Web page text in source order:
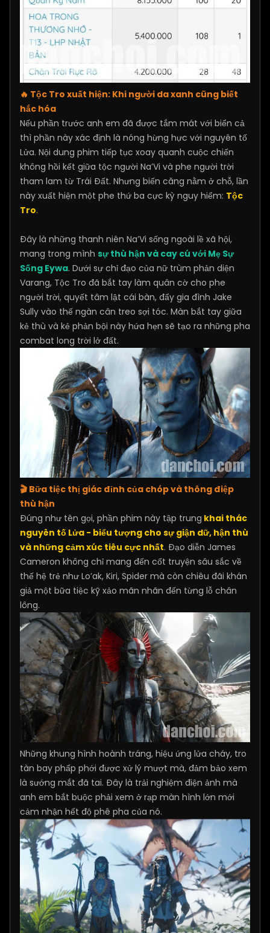
🔥 Tộc Tro xuất hiện: Khi người da xanh cũng biết
hắc hóa
Nếu phần trước anh em đã được tắm mát với biển cả
thì phần này xác định là nóng hừng hực với nguyên tố
Lửa. Nội dung phim tiếp tục xoay quanh cuộc chiến
không hồi kết giữa tộc người Na’Vi và phe người trời
tham lam từ Trái Đất. Nhưng biến căng nằm ở chỗ, lần
này xuất hiện một phe thứ ba cực kỳ nguy hiểm: Tộc
Tro.
Đây là những thanh niên Na’Vi sống ngoài lề xã hội,
mang trong mình sự thù hận và cay cú với Mẹ Sự
Sống Eywa. Dưới sự chỉ đạo của nữ trùm phản diện
Varang, Tộc Tro đã bắt tay làm quân cờ cho phe
người trời, quyết tâm lật cái bàn, đẩy gia đình Jake
Sully vào thế ngàn cân treo sợi tóc. Màn bắt tay giữa
kẻ thù và kẻ phản bội này hứa hẹn sẽ tạo ra những pha
combat long trời lở đất.
🎬 Bữa tiệc thị giác đỉnh của chóp và thông điệp
thù hận
Đúng như tên gọi, phần phim này tập trung khai thác
nguyên tố Lửa - biểu tượng cho sự giận dữ, hận thù
và những cảm xúc tiêu cực nhất. Đạo diễn James
Cameron không chỉ mang đến cốt truyện sâu sắc về
thế hệ trẻ như Lo’ak, Kiri, Spider mà còn chiêu đãi khán
giả một bữa tiệc kỹ xảo mãn nhãn đến từng lỗ chân
lông.
Những khung hình hoành tráng, hiệu ứng lửa cháy, tro
tàn bay phấp phới được xử lý mượt mà, đảm bảo xem
là sướng mắt đã tai. Đây là trải nghiệm điện ảnh mà
anh em bắt buộc phải xem ở rạp màn hình lớn mới
cảm nhận hết độ phê pha của nó.